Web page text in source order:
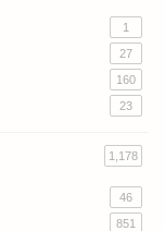
1
27
160
23
1,178
46
851